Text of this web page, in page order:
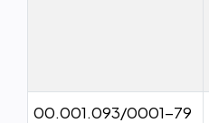
00.001.093/0001-79